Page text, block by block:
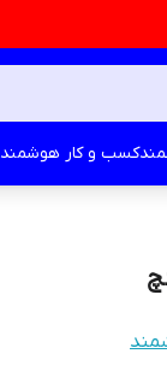
کسب و کار هوشمند